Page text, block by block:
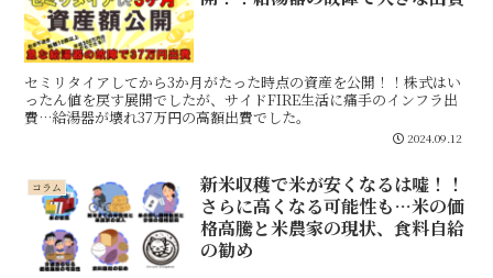
セミリタイアしてから3か月がたった時点の資産を公開！！株式はい
ったん値を戻す展開でしたが、サイドFIRE生活に痛手のインフラ出
費…給湯器が壊れ37万円の高額出費でした。
2024.09.12
コラム
新米収穫で米が安くなるは嘘！！
さらに高くなる可能性も…米の価
格高騰と米農家の現状、食料自給
の勧め